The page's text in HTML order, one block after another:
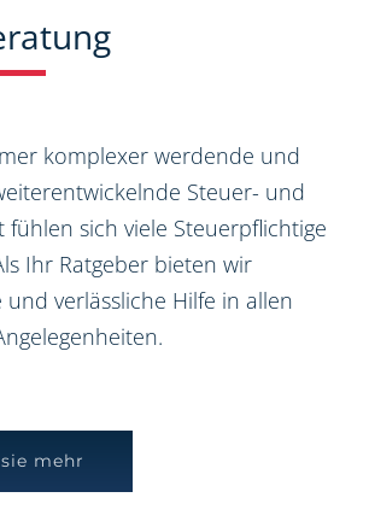
komplexer werdende und
Steuer- und
fühlen sich viele Steuerpflichtige
Ihr Ratgeber bieten wir
verlässliche Hilfe in allen
mehr